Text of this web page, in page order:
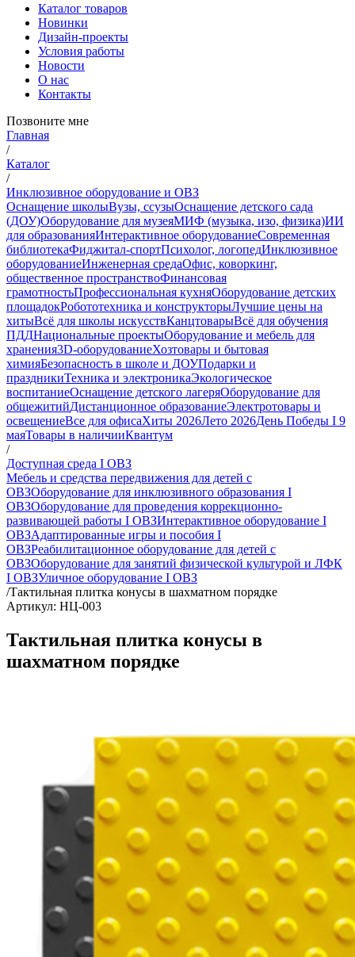
Каталог товаров
Новинки
Дизайн-проекты
Условия работы
Новости
О нас
Контакты
Позвоните мне
Главная
/
Каталог
/
Инклюзивное оборудование и ОВЗ
Оснащение школыВузы, ссузыОснащение детского сада
(ДОУ)Оборудование для музеяМИФ (музыка, изо, физика)ИИ
для образованияИнтерактивное оборудованиеСовременная
библиотекаФиджитал-спортПсихолог, логопедИнклюзивное
оборудованиеИнженерная средаОфис, коворкинг,
общественное пространствоФинансовая
грамотностьПрофессиональная кухняОборудование детских
площадокРобототехника и конструкторыЛучшие цены на
хитыВсё для школы искусствКанцтоварыВсё для обучения
ПДДНациональные проектыОборудование и мебель для
хранения3D-оборудованиеХозтовары и бытовая
химияБезопасность в школе и ДОУПодарки и
праздникиТехника и электроникаЭкологическое
воспитаниеОснащение детского лагеряОборудование для
общежитийДистанционное образованиеЭлектротовары и
освещениеВсе для офисаХиты 2026Лето 2026День Победы I 9
маяТовары в наличииКвантум
/
Доступная среда I ОВЗ
Мебель и средства передвижения для детей с
ОВЗОборудование для инклюзивного образования I
ОВЗОборудование для проведения коррекционно-
развивающей работы I ОВЗИнтерактивное оборудование I
ОВЗАдаптированные игры и пособия I
ОВЗРеабилитационное оборудование для детей с
ОВЗОборудование для занятий физической культурой и ЛФК
I ОВЗУличное оборудование I ОВЗ
/Тактильная плитка конусы в шахматном порядке
Артикул: НЦ-003
Тактильная плитка конусы в
шахматном порядке